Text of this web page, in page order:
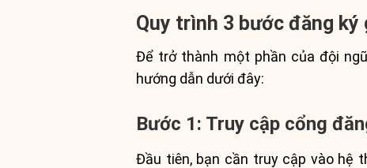
Quy trình 3 bước đăng ký
Để trở thành một phần của đội
hướng dẫn dưới đây:
Bước 1: Truy cập cổng
Đầu tiên, bạn cần truy cập vào hệ